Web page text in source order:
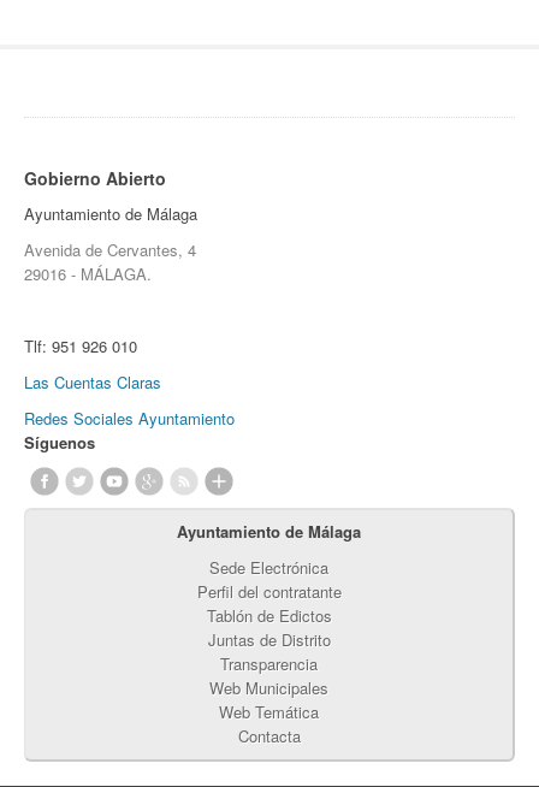
Gobierno Abierto
Ayuntamiento de Málaga
Avenida de Cervantes, 4
29016 - MÁLAGA.
Tlf: 951 926 010
Las Cuentas Claras
Redes Sociales Ayuntamiento
Síguenos
Ayuntamiento de Málaga
Sede Electrónica
Perfil del contratante
Tablón de Edictos
Juntas de Distrito
Transparencia
Web Municipales
Web Temática
Contacta